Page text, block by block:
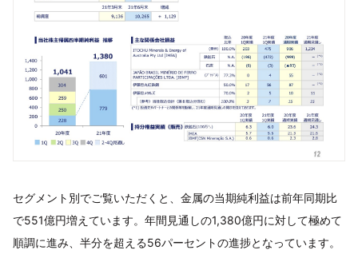
セグメント別でご覧いただくと、金属の当期純利益は前年同期比
で551億円増えています。年間見通しの1,380億円に対して極めて
順調に進み、半分を超える56パーセントの進捗となっています。